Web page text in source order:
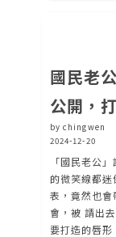
國民老
公開，
by chingwen
2024-12-20
「國民老公
的微笑線都
表，竟然也
會，被 請出
要打造的唇